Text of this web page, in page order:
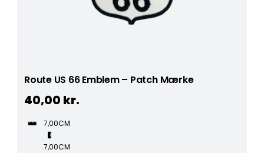
Route US 66 Emblem – Patch Mærke
40,00 kr.
7,00CM
7,00CM